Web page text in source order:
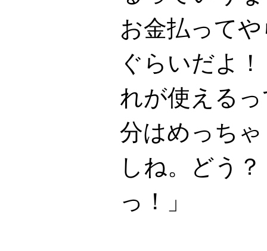
お金払って
ぐらいだよ
れが使える
分はめっち
しね。どう
っ！」